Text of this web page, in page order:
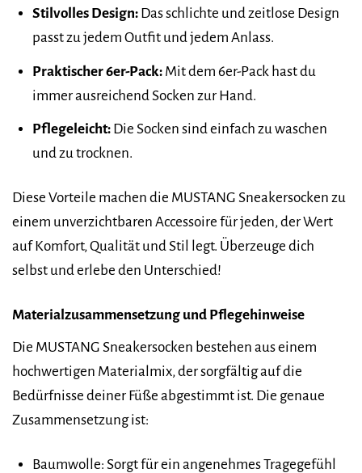
Stilvolles Design:Das schlichte und zeitlose Design
passt zu jedem Outfit und jedem Anlass.
Praktischer 6er-Pack:Mit dem 6er-Pack hast du
immer ausreichend Socken zur Hand.
Pflegeleicht:Die Socken sind einfach zu waschen
und zu trocknen.
Diese Vorteile machen die MUSTANG Sneakersocken zu
einem unverzichtbaren Accessoire für jeden, der Wert
auf Komfort, Qualität und Stil legt. Überzeuge dich
selbst und erlebe den Unterschied!
Materialzusammensetzung und Pflegehinweise
Die MUSTANG Sneakersocken bestehen aus einem
hochwertigen Materialmix, der sorgfältig auf die
Bedürfnisse deiner Füße abgestimmt ist. Die genaue
Zusammensetzung ist:
Baumwolle: Sorgt für ein angenehmes Tragegefühl